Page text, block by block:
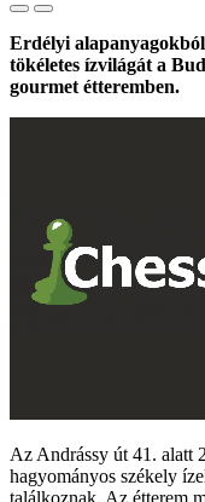
Erdélyi
tökéletes ízvilágát a
gourmet étteremben.
Az Andrássy út 41. alatt
hagyományos székely
találkoznak. Az étterem